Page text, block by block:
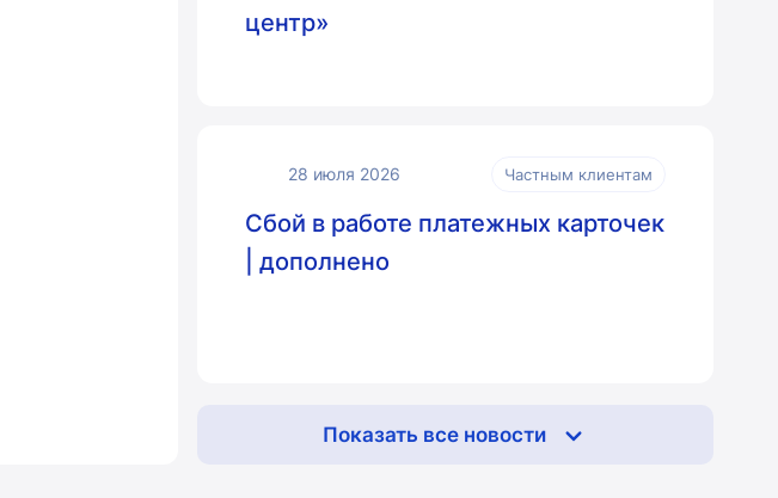
центр»
28 июля 2026 Частным клиентам
Сбой в работе платежных карточек
| дополнено
Показать все новости